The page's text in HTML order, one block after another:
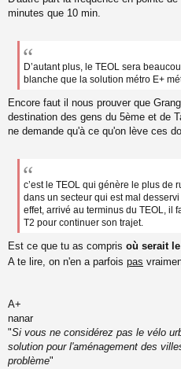
minutes que 10 min.
D’autant plus, le TEOL sera
blanche que la solution métro E+
Encore faut il nous prouver que
destination des gens du 5ème et de
ne demande qu'à ce qu'on lève ces
c’est le TEOL qui génère le plus de
dans un secteur qui est mal
effet, arrivé au terminus du TEOL, il
T2 pour continuer son trajet.
Est ce que tu as compris où serait
A te lire, on n'en a parfois pas
A+
nanar
"Si vous ne considérez pas le vélo
solution pour l'aménagement des
problème"